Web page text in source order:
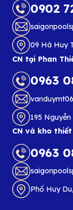
0902
09 Hà Huy
CN tại Phan
0963
195
CN và kho
0963
Phố Huy